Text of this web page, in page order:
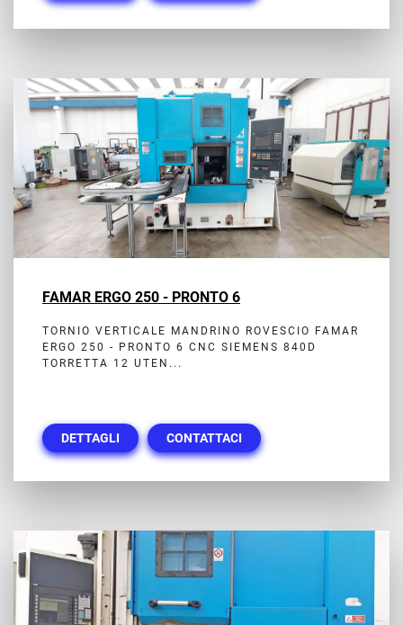
FAMAR ERGO 250 - PRONTO 6
TORNIO VERTICALE MANDRINO ROVESCIO FAMAR
ERGO 250 - PRONTO 6 CNC SIEMENS 840D
TORRETTA 12 UTEN...
DETTAGLI CONTATTACI